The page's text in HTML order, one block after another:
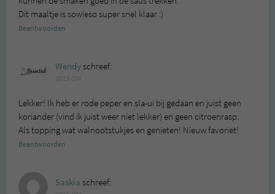
Dit maaltje is sowieso super snel klaar :)
Beantwoorden
Wendyschreef:
Lekker! Ik heb er rode peper en sla-ui bij gedaan en juist geen
koriander (vind ik juist weer niet lekker) en geen citroenrasp.
Als topping wat walnootstukjes en genieten! Nieuw favoriet!
Beantwoorden
Saskia schreef: